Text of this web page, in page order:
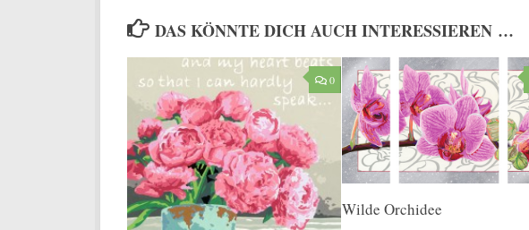
DAS KÖNNTE DICH AUCH INTERESSIEREN …
0
Wilde Orchidee